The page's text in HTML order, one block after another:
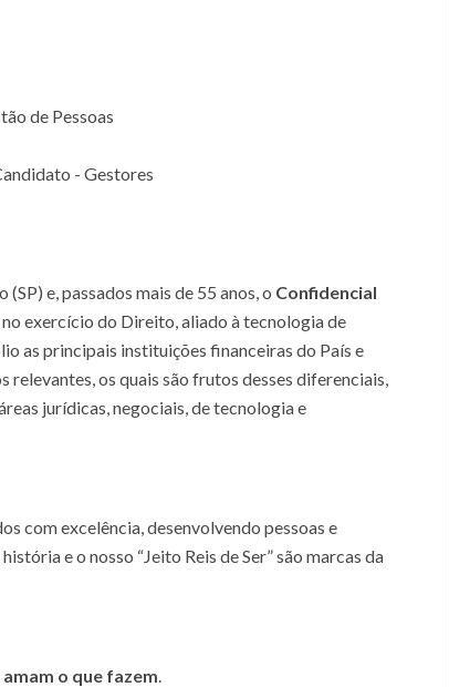
de Pessoas
- Gestores
e, passados mais de 55 anos, o Confidencial
exercício do Direito, aliado à tecnologia de
as principais instituições financeiras do País e
os quais são frutos desses diferenciais,
jurídicas, negociais, de tecnologia e
com excelência, desenvolvendo pessoas e
e o nosso “Jeito Reis de Ser” são marcas da
amam o que fazem.